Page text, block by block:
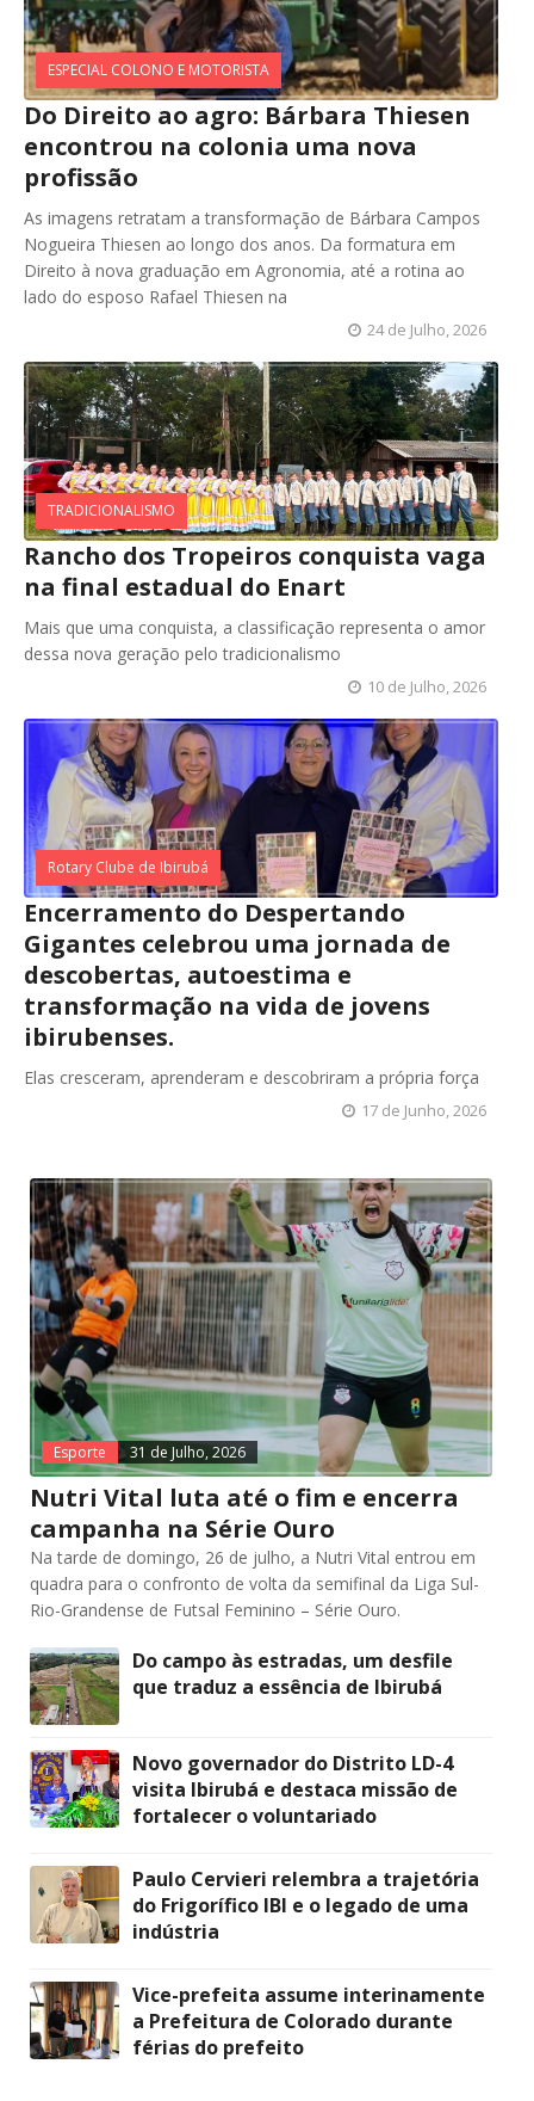
ESPECIAL COLONO E MOTORISTA
Do Direito ao agro: Bárbara Thiesen
encontrou na colonia uma nova
profissão
As imagens retratam a transformação de Bárbara Campos
Nogueira Thiesen ao longo dos anos. Da formatura em
Direito à nova graduação em Agronomia, até a rotina ao
lado do esposo Rafael Thiesen na
24 de Julho, 2026
TRADICIONALISMO
Rancho dos Tropeiros conquista vaga
na final estadual do Enart
Mais que uma conquista, a classificação representa o amor
dessa nova geração pelo tradicionalismo
10 de Julho, 2026
Rotary Clube de Ibirubá
Encerramento do Despertando
Gigantes celebrou uma jornada de
descobertas, autoestima e
transformação na vida de jovens
ibirubenses.
Elas cresceram, aprenderam e descobriram a própria força
17 de Junho, 2026
Esporte 31 de Julho, 2026
Nutri Vital luta até o fim e encerra
campanha na Série Ouro
Na tarde de domingo, 26 de julho, a Nutri Vital entrou em
quadra para o confronto de volta da semifinal da Liga Sul-
Rio-Grandense de Futsal Feminino – Série Ouro.
Do campo às estradas, um desfile
que traduz a essência de Ibirubá
Novo governador do Distrito LD-4
visita Ibirubá e destaca missão de
fortalecer o voluntariado
Paulo Cervieri relembra a trajetória
do Frigorífico IBI e o legado de uma
indústria
Vice-prefeita assume interinamente
a Prefeitura de Colorado durante
férias do prefeito